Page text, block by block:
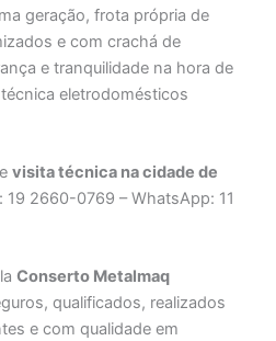
geração, frota própria de
e com crachá de
e tranquilidade na hora de
eletrodomésticos
visita técnica na cidade de
19 2660-0769 – WhatsApp: 11
Conserto Metalmaq
qualificados, realizados
e com qualidade em